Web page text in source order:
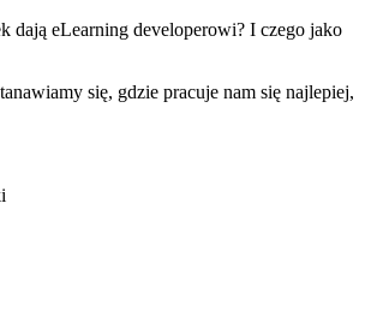
dają eLearning developerowi? I czego jako
się, gdzie pracuje nam się najlepiej,